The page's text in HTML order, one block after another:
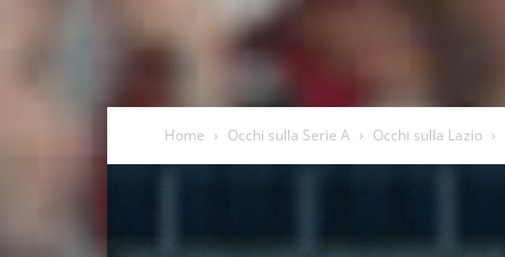
Home Occhi sulla Serie A Occhi sulla Lazio